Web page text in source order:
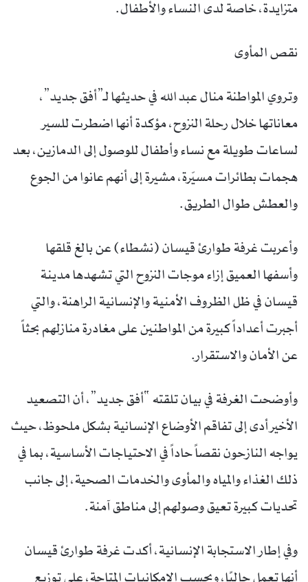
متزايدة، خاصة لدى النساء والأطفال.
نقص المأوى
وتروي المواطنة منال عبد الله في حديثها لـ”أفق جديد”،
معاناتها خلال رحلة النزوح، مؤكدة أنها اضطرت للسير
لساعات طويلة مع نساء وأطفال للوصول إلى الدمازين، بعد
هجمات بطائرات مسيّرة، مشيرة إلى أنهم عانوا من الجوع
والعطش طوال الطريق.
وأعربت غرفة طوارئ قيسان (نشطاء) عن بالغ قلقها
وأسفها العميق إزاء موجات النزوح التي تشهدها مدينة
قيسان في ظل الظروف الأمنية والإنسانية الراهنة، والتي
أجبرت أعداداً كبيرة من المواطنين على مغادرة منازلهم بحثاً
عن الأمان والاستقرار.
وأوضحت الغرفة في بيان تلقته “أفق جديد”، أن التصعيد
الأخير أدى إلى تفاقم الأوضاع الإنسانية بشكل ملحوظ، حيث
يواجه النازحون نقصاً حاداً في الاحتياجات الأساسية، بما في
ذلك الغذاء والمياه والمأوى والخدمات الصحية، إلى جانب
تحديات كبيرة تعيق وصولهم إلى مناطق آمنة.
وفي إطار الاستجابة الإنسانية، أكدت غرفة طوارئ قيسان
أنها تعمل حاليًا، وبحسب الإمكانيات المتاحة، على توزيع